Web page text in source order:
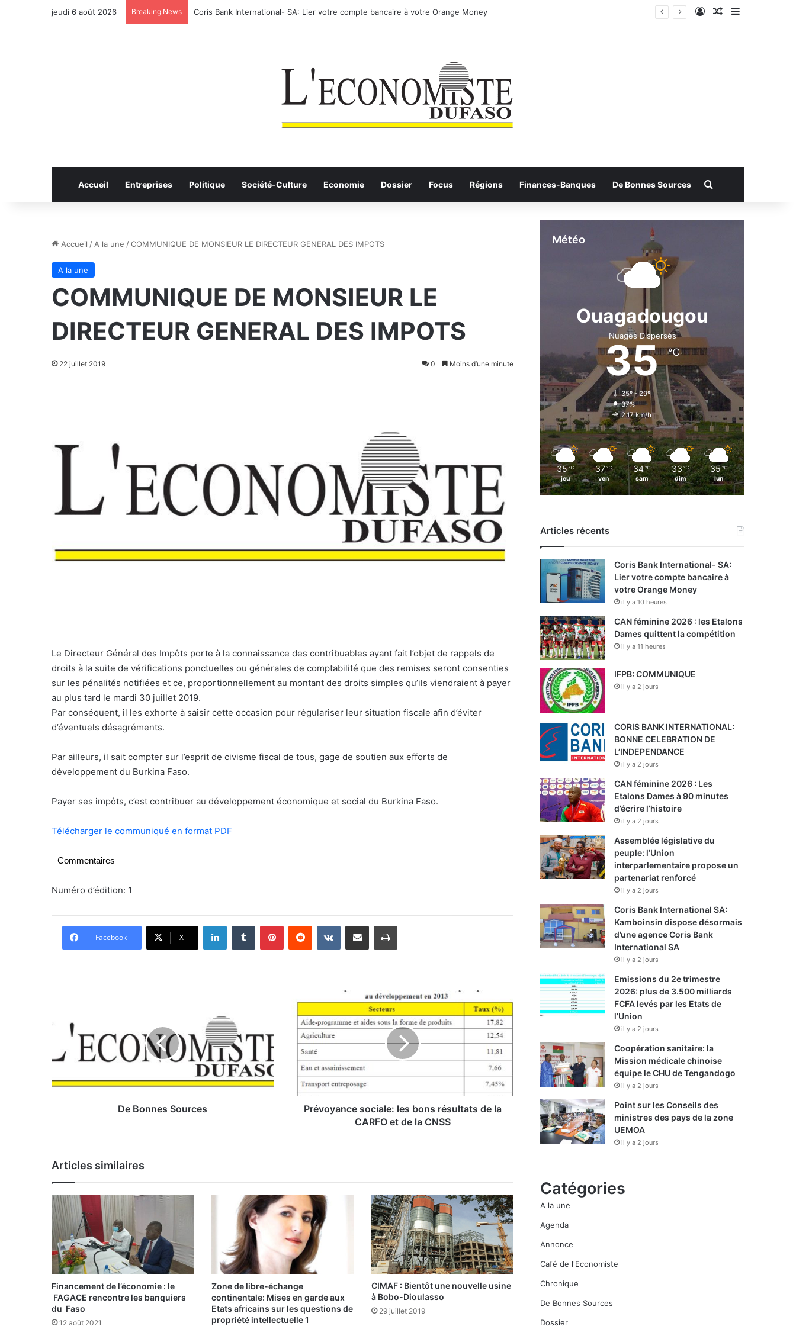
jeudi 6 août 2026 Breaking News CAN féminine 2026 : les Etalons Dames quittent la compétition ConnexionArticle Aléatoire
Accueil Entreprises Politique Société-Culture Economie Dossier Focus Régions Finances-Banques De Bonnes Sources Rechercher
Accueil / A la une /COMMUNIQUE DE MONSIEUR LE DIRECTEUR GENERAL DES IMPOTS
A la une
COMMUNIQUE DE MONSIEUR LE
DIRECTEUR GENERAL DES IMPOTS
22 juillet 2019 0 Moins d’une minute
Le Directeur Général des Impôts porte à la connaissance des contribuables ayant fait l’objet de rappels de
droits à la suite de vérifications ponctuelles ou générales de comptabilité que des remises seront consenties
sur les pénalités notifiées et ce, proportionnellement au montant des droits simples qu’ils viendraient à payer
au plus tard le mardi 30 juillet 2019.
Par conséquent, il les exhorte à saisir cette occasion pour régulariser leur situation fiscale afin d’éviter
d’éventuels désagréments.
Par ailleurs, il sait compter sur l’esprit de civisme fiscal de tous, gage de soutien aux efforts de
développement du Burkina Faso.
Payer ses impôts, c’est contribuer au développement économique et social du Burkina Faso.
Télécharger le communiqué en format PDF
Commentaires
Numéro d’édition: 1
Facebook X
n
s
s
De Bonnes Sources
l
e
:
l
e
s
b
s
r
é
Prévoyance sociale: les bons résultats de la
CARFO et de la CNSS
Articles similaires
Financement de l’économie : le
FAGACE rencontre les banquiers
du Faso
12 août 2021
Zone de libre-échange
continentale: Mises en garde aux
Etats africains sur les questions de
propriété intellectuelle 1
CIMAF : Bientôt une nouvelle usine
à Bobo-Dioulasso
29 juillet 2019
Météo
Ouagadougou
Nuages Dispersés
35℃
35º - 29º
37%
2.17 km/h
35 ℃
jeu
37 ℃
ven
34 ℃
sam
33 ℃
dim
35 ℃
lun
Articles récents
Coris Bank International- SA:
Lier votre compte bancaire à
votre Orange Money
il y a 10 heures
CAN féminine 2026 : les Etalons
Dames quittent la compétition
il y a 11 heures
IFPB: COMMUNIQUE
il y a 2 jours
CORIS BANK INTERNATIONAL:
BONNE CELEBRATION DE
L’INDEPENDANCE
il y a 2 jours
CAN féminine 2026 : Les
Etalons Dames à 90 minutes
d’écrire l’histoire
il y a 2 jours
Assemblée législative du
peuple: l’Union
interparlementaire propose un
partenariat renforcé
il y a 2 jours
Coris Bank International SA:
Kamboinsin dispose désormais
d’une agence Coris Bank
International SA
il y a 2 jours
Emissions du 2e trimestre
2026: plus de 3.500 milliards
FCFA levés par les Etats de
l’Union
il y a 2 jours
Coopération sanitaire: la
Mission médicale chinoise
équipe le CHU de Tengandogo
il y a 2 jours
Point sur les Conseils des
ministres des pays de la zone
UEMOA
il y a 2 jours
Catégories
A la une
Agenda
Annonce
Café de l'Economiste
Chronique
De Bonnes Sources
Dossier